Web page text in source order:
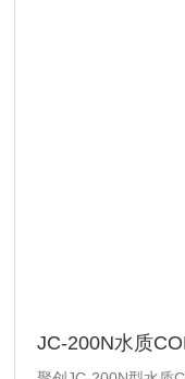
JC-200N水质